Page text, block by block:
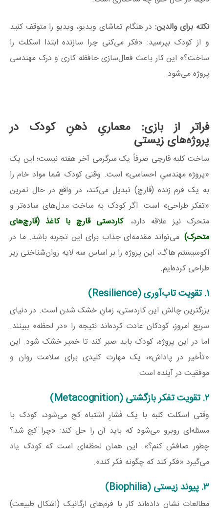
نکته برای والدین: در هنگام تماشای ویدیو، ویدیو را متوقف کنید
و از کودک بپرسید: «فکر می‌کنی چرا سازنده ابتدا اسکلت را
ساخت؟» این کار باعث فعال‌سازی حافظه کاری و درک مهندسی
پروژه می‌شود.
فراتر از بازی: معماریِ ذهنِ کودک در
پروژه‌های زیستی
ساخت کلبه قارچی صرفاً یک سرگرمی آخر هفته نیست؛ این یک
«پروژه مهندسیِ احساسی» است. وقتی کودک شما مواد خام را
به یک فرم زنده (قارچ) تبدیل می‌کند، در واقع در حال تمرین
«تفکر طراحی» است. اگر کودک به ساخت مدل‌های ساده‌تر و
متحرک نیز علاقه دارد، کاردستی قارچ با کاغذ (قارچ‌های
متحرک) می‌تواند مقدمه‌ای جذاب برای این تجربه باشد. ما در
اکوسیستم هاگ، این پروژه را بر اساس سه لایه روان‌شناختی زیر
طراحی کرده‌ایم.
۱. تقویت تاب‌آوری (Resilience)
بزرگترین چالش این کاردستی، زمانِ خشک شدن است. در دنیای
سریع امروز، کودکان عادت کرده‌اند نتیجه را «در لحظه» ببینند.
اما در این پروژه، کودک باید صبر کند تا خمیر خشک شود. این
«تأخیر در پاداش»، یک مهارت کلیدی برای سلامت روان و
موفقیت در آینده است.
۲. تقویت تفکر بازگشتی (Metacognition)
وقتی اسکلت کلبه با یک فشارِ اشتباه کج می‌شود، کودک با
مسئله‌ای روبرو می‌شود که باید آن را حل کند: «چرا کج شد؟
چطور صافش کنم؟». این همان لحظه‌ای است که کودک یاد
می‌گیرد «فکر کند که چگونه فکر کند».
۳. پیوند زیستی (Biophilia)
مطالعات نشان داده‌اند کار با فرم‌های ارگانیک (اشکال طبیعت)